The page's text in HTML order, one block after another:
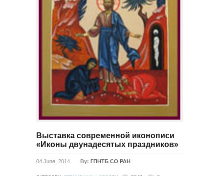
Выставка современной иконописи
«Иконы двунадесятых праздников»
04 June, 2014 By: ГПНТБ СО РАН